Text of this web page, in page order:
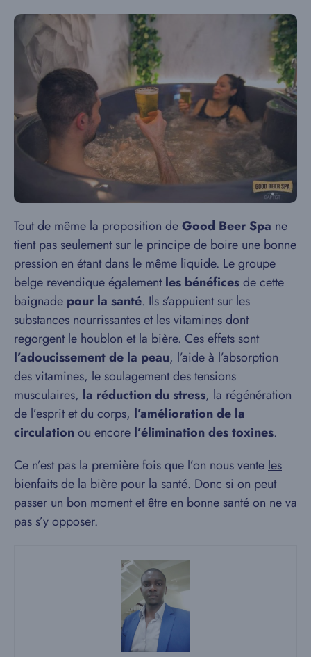
Tout de même la proposition deGood Beer Spa ne
tient pas seulement sur le principe de boire une bonne
pression en étant dans le même liquide. Le groupe
belge revendique égalementles bénéficesde cette
baignade pour la santé. Ils s’appuient sur les
substances nourrissantes et les vitamines dont
regorgent le houblon et la bière. Ces effets sont
l’adoucissement de la peau, l’aide à l’absorption
des vitamines, le soulagement des tensions
musculaires, la réduction du stress, la régénération
de l’esprit et du corps, l’amélioration de la
circulationou encore l’élimination des toxines.
Ce n’est pas la première fois que l’on nous vente les
bienfaitsde la bière pour la santé. Donc si on peut
passer un bon moment et être en bonne santé on ne va
pas s’y opposer.